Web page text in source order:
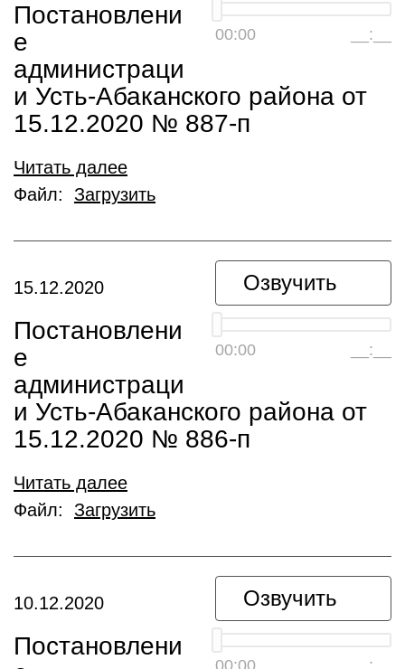
00:00 __:__
Постановлени
е
администраци
и Усть-Абаканского района от
15.12.2020 № 887-п
Читать далее
Файл: Загрузить
Озвучить
00:00 __:__
15.12.2020
Постановлени
е
администраци
и Усть-Абаканского района от
15.12.2020 № 886-п
Читать далее
Файл: Загрузить
Озвучить
00:00 __:__
10.12.2020
Постановлени